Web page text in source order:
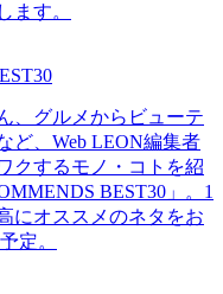
ます。
、グルメからビューテ
ど、Web LEON編集者
クするモノ・コトを紹
BEST30」。1
にオススメのネタをお
定。